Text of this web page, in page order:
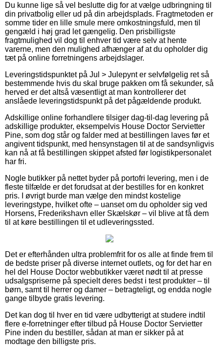
Du kunne lige så vel beslutte dig for at vælge udbringning til
din privatbolig eller ud på din arbejdsplads. Fragtmetoden er
somme tider en lille smule mere omkostningsfuld, men til
gengæld i høj grad let gængelig. Den prisbilligste
fragtmulighed vil dog til enhver tid være selv at hente
varerne, men den mulighed afhænger af at du opholder dig
tæt på online forretningens arbejdslager.
Leveringstidspunktet på Jul > Julepynt er selvfølgelig ret så
bestemmende hvis du skal bruge pakken om få sekunder, så
herved er det altså væsentligt at man kontrollerer det
anslåede leveringstidspunkt på det pågældende produkt.
Adskillige online forhandlere tilsiger dag-til-dag levering på
adskillige produkter, eksempelvis House Doctor Servietter
Pine, som dog står og falder med at bestillingen laves før et
angivent tidspunkt, med hensynstagen til at de sandsynligvis
kan nå at få bestillingen skippet afsted før logistikpersonalet
har fri.
Nogle butikker på nettet byder på portofri levering, men i de
fleste tilfælde er det forudsat at der bestilles for en konkret
pris. I øvrigt burde man vælge den mindst kostelige
leveringstype, hvilket ofte – uanset om du opholder sig ved
Horsens, Frederikshavn eller Skælskør – vil blive at få dem
til at køre bestillingen til et udleveringssted.
Det er efterhånden ultra problemfrit for os alle at finde frem til
de bedste priser på diverse internet outlets, og for det har en
hel del House Doctor webbutikker været nødt til at presse
udsalgspriserne på specielt deres bedst i test produkter – til
børn, samt til herrer og damer – betragteligt, og endda nogle
gange tilbyde gratis levering.
Det kan dog til hver en tid være udbytterigt at studere indtil
flere e-forretninger efter tilbud på House Doctor Servietter
Pine inden du bestiller, sådan at man er sikker på at
modtage den billigste pris.